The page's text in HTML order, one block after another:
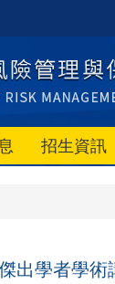
招生資訊
出學者學